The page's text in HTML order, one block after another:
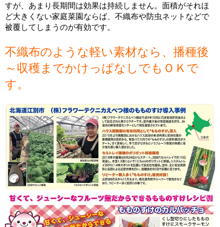
すが、あまり長期間は効果は持続しません。面積がそれほ
ど大きくない家庭菜園ならば、不織布や防虫ネットなどで
被覆してしまうのが有効です。
不織布のような軽い素材なら、播種後
～収穫までかけっぱなしでもＯＫで
す。